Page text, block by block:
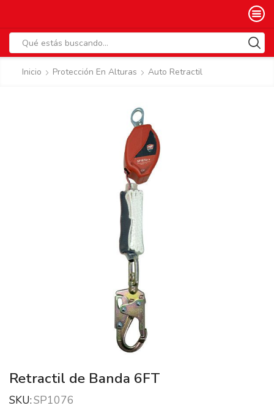
input
Inicio
Protección En Alturas Auto Retractil
Retractil de Banda 6FT
SKU:SP1076